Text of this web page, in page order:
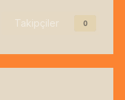
Takipçiler 0